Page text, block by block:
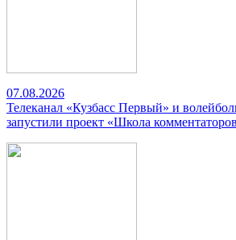
07.08.2026
Телеканал «Кузбасс Первый» и
запустили проект «Школа